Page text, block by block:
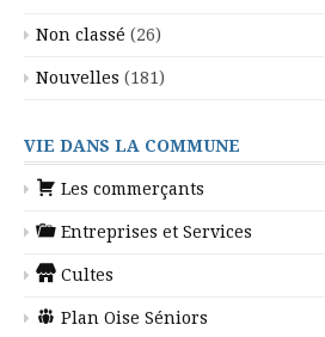
Non classé (26)
Nouvelles (181)
VIE DANS LA COMMUNE
Les commerçants
Entreprises et Services
Cultes
Plan Oise Séniors